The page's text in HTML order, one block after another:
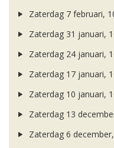
Zaterdag 7 februari,
Zaterdag 31 januari,
Zaterdag 24 januari,
Zaterdag 17 januari,
Zaterdag 10 januari,
Zaterdag 13
Zaterdag 6